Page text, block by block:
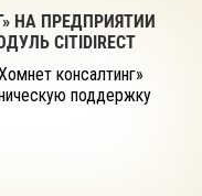
НА ПРЕДПРИЯТИИ
CITIDIRECT
консалтинг»
поддержку